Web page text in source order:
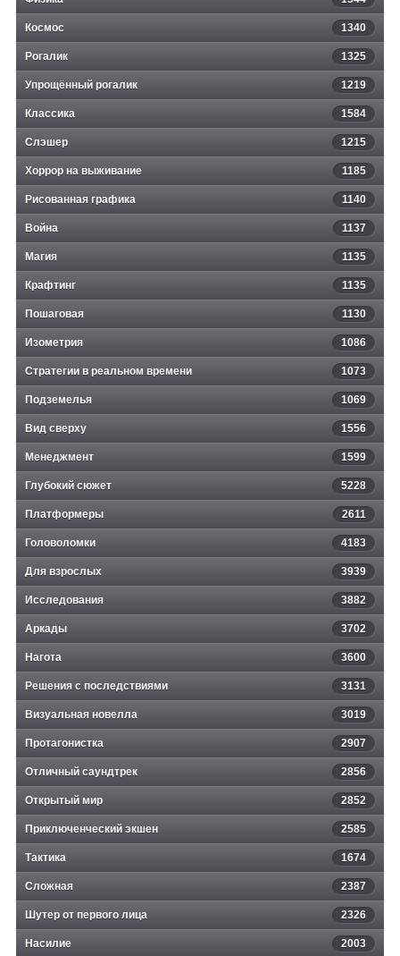
Космос 1340
Рогалик 1325
Упрощённый рогалик 1219
Классика 1584
Слэшер 1215
Хоррор на выживание 1185
Рисованная графика 1140
Война 1137
Магия 1135
Крафтинг 1135
Пошаговая 1130
Изометрия 1086
Стратегии в реальном времени 1073
Подземелья 1069
Вид сверху 1556
Менеджмент 1599
Глубокий сюжет 5228
Платформеры 2611
Головоломки 4183
Для взрослых 3939
Исследования 3882
Аркады 3702
Нагота 3600
Решения с последствиями 3131
Визуальная новелла 3019
Протагонистка 2907
Отличный саундтрек 2856
Открытый мир 2852
Приключенческий экшен 2585
Тактика 1674
Сложная 2387
Шутер от первого лица 2326
Насилие 2003